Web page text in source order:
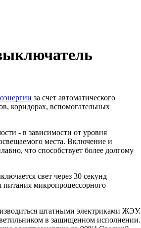
за счет автоматического
коридорах, вспомогательных
- в зависимости от уровня
места. Включение и
что способствует более долгому
свет через 30 секунд
питания микропроцессорного
штатными электриками ЖЭУ.
в защищенном исполнении.